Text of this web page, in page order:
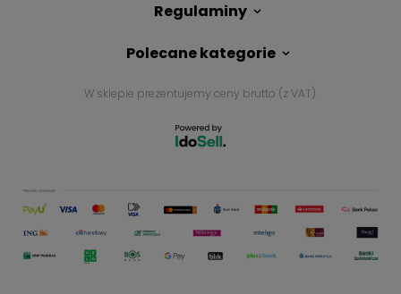
Regulaminy
Polecane kategorie
W sklepie prezentujemy ceny brutto (z VAT).